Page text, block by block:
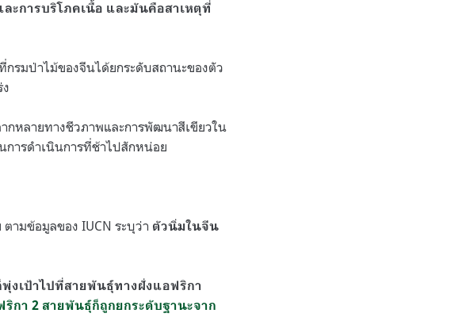
ะการบริโภคเนื้อ และมันคือสาเหตุที่
กรมป่าไม้ของจีนได้ยกระดับสถานะของตัว
หลายทางชีวภาพและการพัฒนาสีเขียวใน
การดำเนินการที่ช้าไปสักหน่อย
ามข้อมูลของ IUCN ระบุว่า ตัวนิ่มในจีน
งเป้าไปที่สายพันธุ์ทางฝั่งแอฟริกา
กา 2 สายพันธุ์ก็ถูกยกระดับฐานะจาก